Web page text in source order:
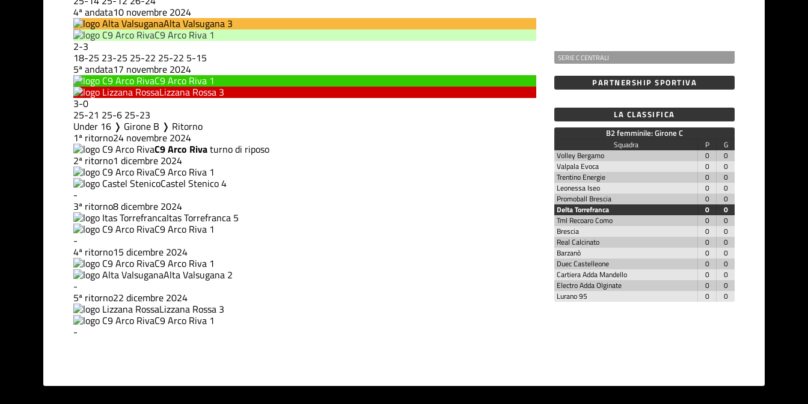
4ª andata10 novembre 2024
Alta Valsugana 3
C9 Arco Riva 1
2-3
18-25 23-25 25-22 25-22 5-15
5ª andata17 novembre 2024
C9 Arco Riva 1
Lizzana Rossa 3
3-0
25-21 25-6 25-23
Under 16 ❭ Girone B ❭ Ritorno
1ª ritorno24 novembre 2024
C9 Arco Rivaturno di riposo
2ª ritorno1 dicembre 2024
C9 Arco Riva 1
Castel Stenico4
-
3ª ritorno8 dicembre 2024
Itas Torrefranca 5
C9 Arco Riva 1
-
4ª ritorno15 dicembre 2024
C9 Arco Riva 1
Alta Valsugana 2
-
5ª ritorno22 dicembre 2024
Lizzana Rossa 3
C9 Arco Riva 1
-
SERIE C CENTRALI
PARTNERSHIP SPORTIVA
LA CLASSIFICA
B2 femminile: Girone C
Squadra P
G
Volley Bergamo
0
0
Valpala Evoca
0
0
Trentino Energie
0
0
Leonessa Iseo
0
0
Promoball Brescia
0
0
Delta Torrefranca
0
0
Tml Recoaro Como
0
0
Brescia
0
0
Real Calcinato
0
0
Barzanò
0
0
Duec Castelleone
0
0
Cartiera Adda Mandello
0
0
Electro Adda Olginate
0
0
Lurano 95
0 0